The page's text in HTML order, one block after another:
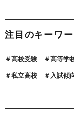
注目のキーワ
高校受験 高等学
私立高校 入試傾